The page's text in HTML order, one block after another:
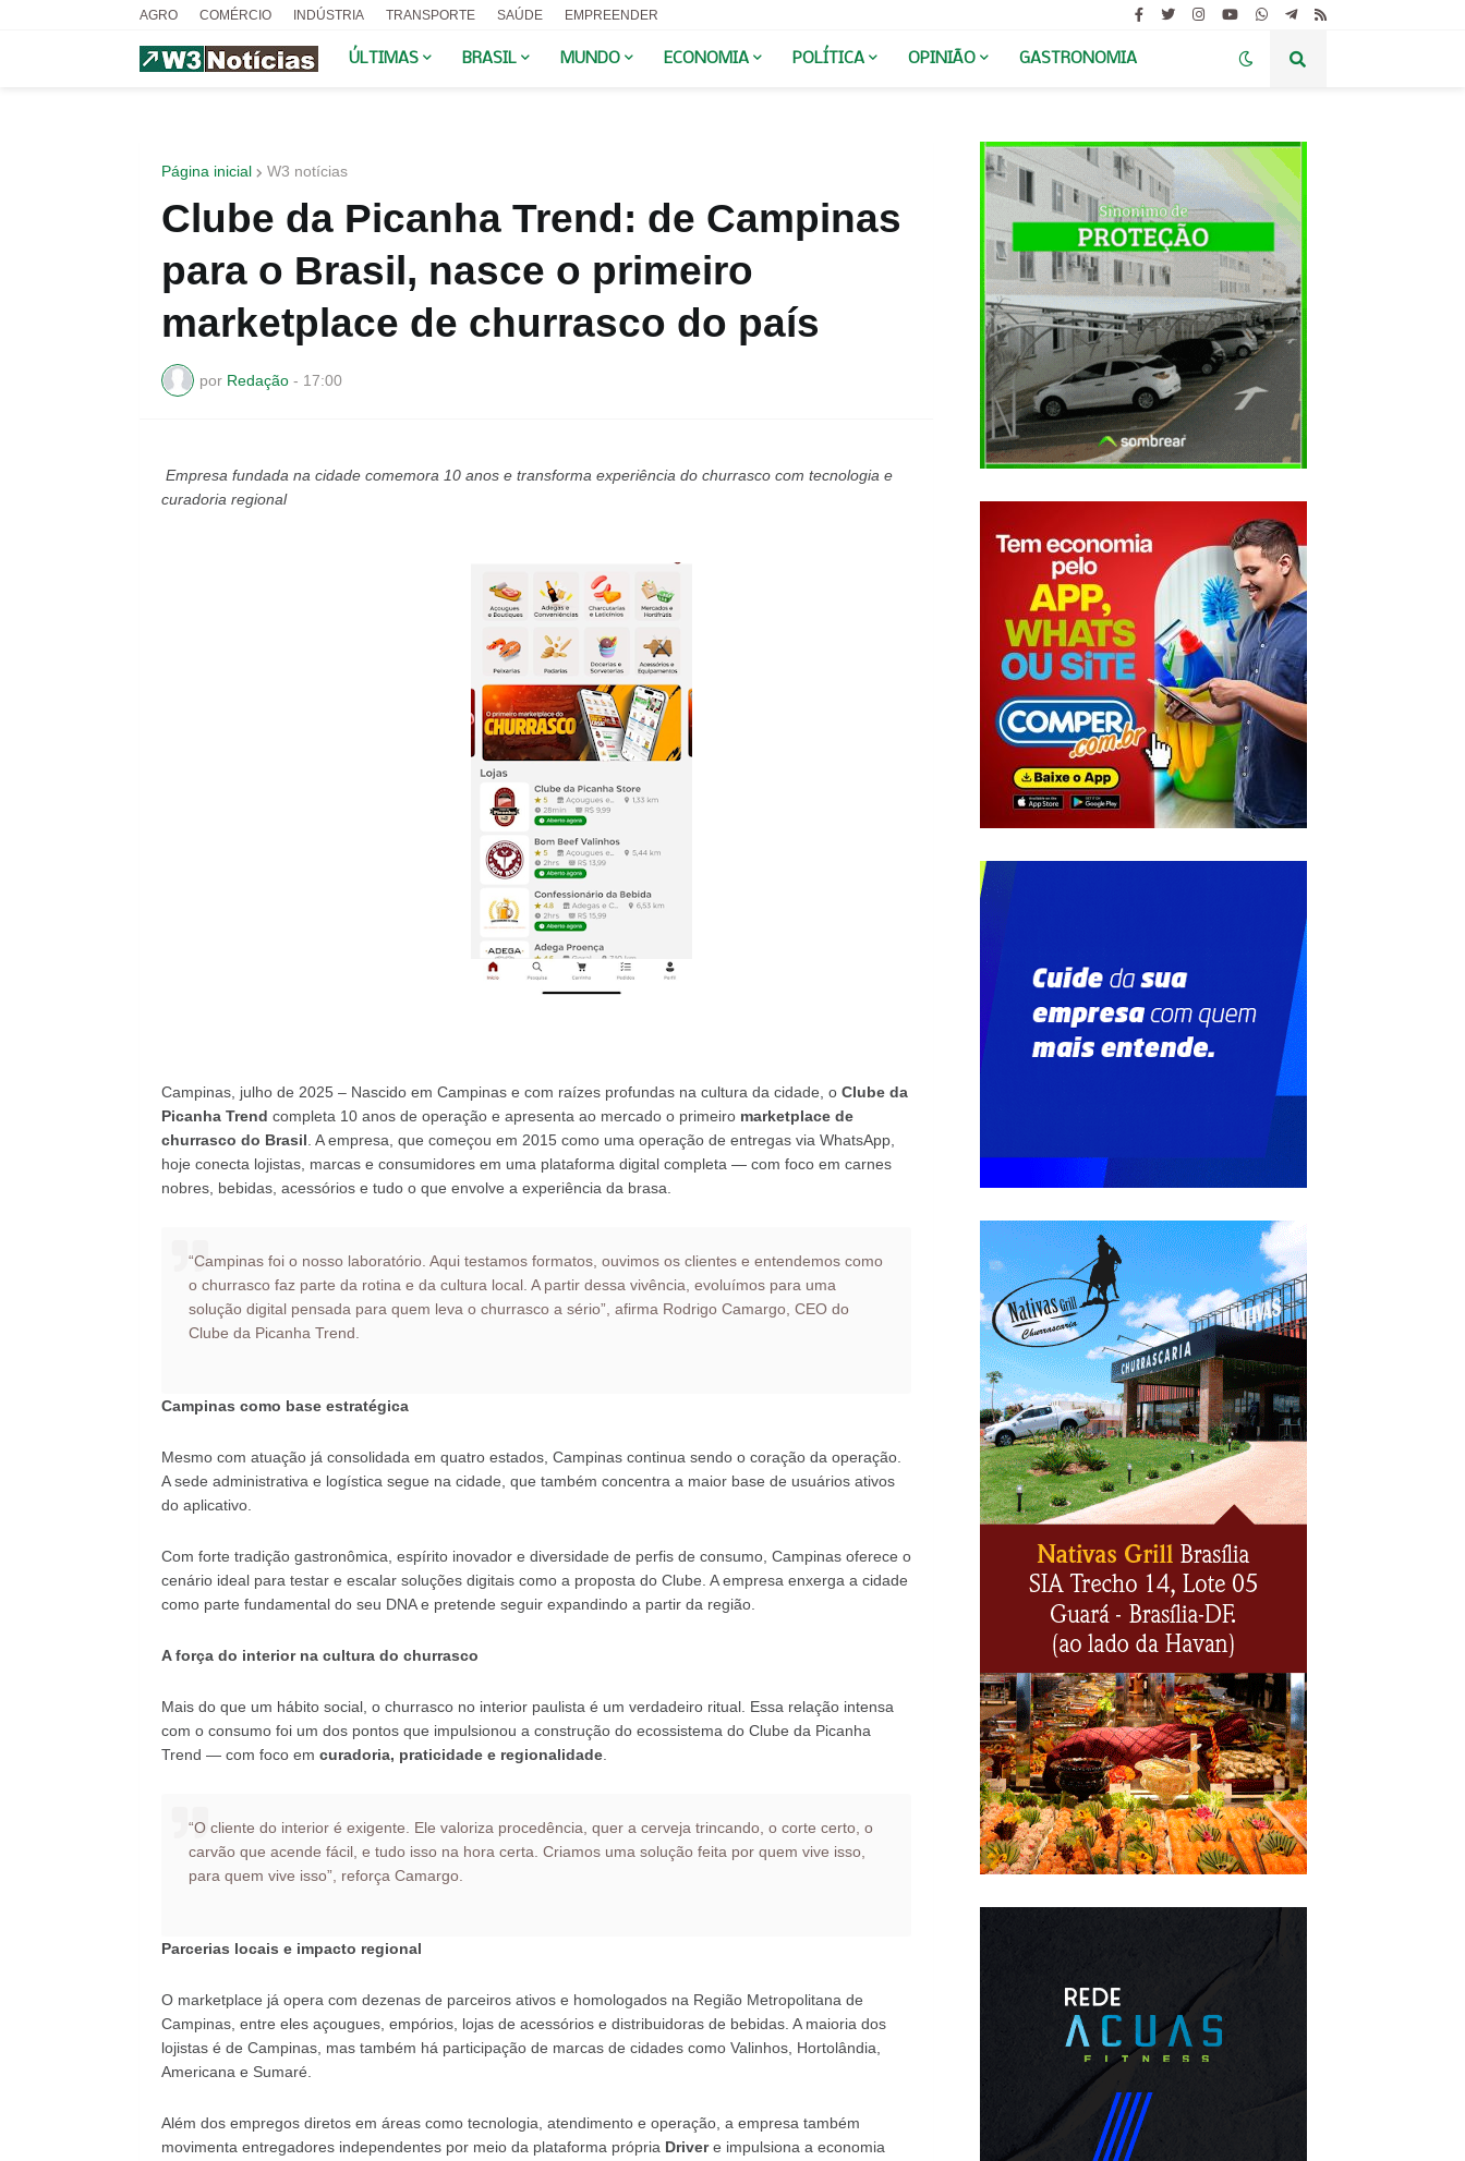
AGRO COMÉRCIO INDÚSTRIA TRANSPORTE SAÚDE EMPREENDER
ÚLTIMAS BRASIL MUNDO ECONOMIA POLÍTICA OPINIÃO GASTRONOMIA
Página inicial W3 notícias
Clube da Picanha Trend: de Campinas
para o Brasil, nasce o primeiro
marketplace de churrasco do país
por Redação - 17:00
Empresa fundada na cidade comemora 10 anos e transforma experiência do churrasco com tecnologia e
curadoria regional
Campinas, julho de 2025 – Nascido em Campinas e com raízes profundas na cultura da cidade, o Clube da
Picanha Trend completa 10 anos de operação e apresenta ao mercado o primeiro marketplace de
churrasco do Brasil . A empresa, que começou em 2015 como uma operação de entregas via WhatsApp,
hoje conecta lojistas, marcas e consumidores em uma plataforma digital completa — com foco em carnes
nobres, bebidas, acessórios e tudo o que envolve a experiência da brasa.
“Campinas foi o nosso laboratório. Aqui testamos formatos, ouvimos os clientes e entendemos como
o churrasco faz parte da rotina e da cultura local. A partir dessa vivência, evoluímos para uma
solução digital pensada para quem leva o churrasco a sério”, afirma Rodrigo Camargo, CEO do
Clube da Picanha Trend.
Campinas como base estratégica
Mesmo com atuação já consolidada em quatro estados, Campinas continua sendo o coração da operação.
A sede administrativa e logística segue na cidade, que também concentra a maior base de usuários ativos
do aplicativo.
Com forte tradição gastronômica, espírito inovador e diversidade de perfis de consumo, Campinas oferece o
cenário ideal para testar e escalar soluções digitais como a proposta do Clube. A empresa enxerga a cidade
como parte fundamental do seu DNA e pretende seguir expandindo a partir da região.
A força do interior na cultura do churrasco
Mais do que um hábito social, o churrasco no interior paulista é um verdadeiro ritual. Essa relação intensa
com o consumo foi um dos pontos que impulsionou a construção do ecossistema do Clube da Picanha
Trend — com foco em curadoria, praticidade e regionalidade.
“O cliente do interior é exigente. Ele valoriza procedência, quer a cerveja trincando, o corte certo, o
carvão que acende fácil, e tudo isso na hora certa. Criamos uma solução feita por quem vive isso,
para quem vive isso”, reforça Camargo.
Parcerias locais e impacto regional
O marketplace já opera com dezenas de parceiros ativos e homologados na Região Metropolitana de
Campinas, entre eles açougues, empórios, lojas de acessórios e distribuidoras de bebidas. A maioria dos
lojistas é de Campinas, mas também há participação de marcas de cidades como Valinhos, Hortolândia,
Americana e Sumaré.
Além dos empregos diretos em áreas como tecnologia, atendimento e operação, a empresa também
movimenta entregadores independentes por meio da plataforma própria Drivere impulsiona a economia